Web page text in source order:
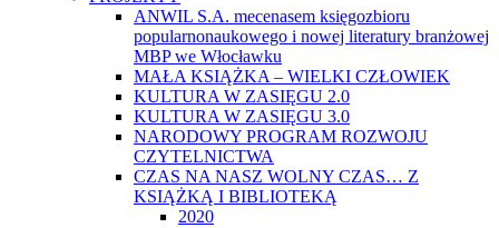
ANWIL S.A. mecenasem księgozbioru
popularnonaukowego i nowej literatury branżowej
MBP we Włocławku
MAŁA KSIĄŻKA – WIELKI CZŁOWIEK
KULTURA W ZASIĘGU 2.0
KULTURA W ZASIĘGU 3.0
NARODOWY PROGRAM ROZWOJU
CZYTELNICTWA
CZAS NA NASZ WOLNY CZAS… Z
KSIĄŻKĄ I BIBLIOTEKĄ
2020